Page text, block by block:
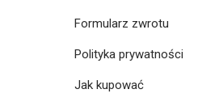
Formularz zwrotu
Polityka prywatności
Jak kupować